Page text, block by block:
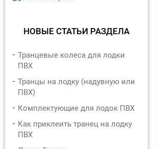
НОВЫЕ СТАТЬИ РАЗДЕЛА
Транцевые колеса для лодки
ПВХ
Транцы на лодку (надувную или
ПВХ)
Комплектующие для лодок ПВХ
Как приклеить транец на лодку
ПВХ